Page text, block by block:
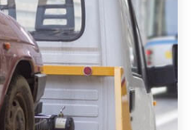
Wij kunnen uw
. Neem telefonisch
Wilt u
onderdelen offerte
Vul uw